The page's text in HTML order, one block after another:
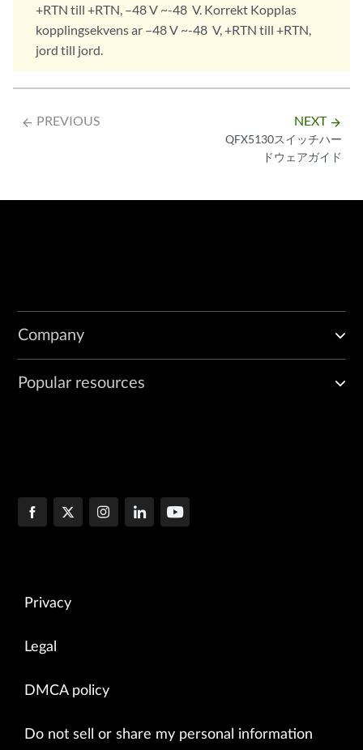
+RTN till +RTN, –48 V ~-48 V. Korrekt Kopplas
kopplingsekvens ar –48 V ~-48 V, +RTN till +RTN,
jord till jord.
arrow_backward PREVIOUS NEXT arrow_forward
QFX5130スイッチハー
ドウェアガイド
Company
Popular resources
Privacy
Legal
DMCA policy
Do not sell or share my personal information